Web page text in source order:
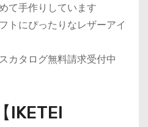
て手作りしています
トにぴったりなレザーアイ
カタログ無料請求受付中
IKETEI